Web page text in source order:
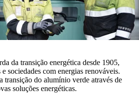
da transição energética desde 1905,
sociedades com energias renováveis.
transição do alumínio verde através de
soluções energéticas.